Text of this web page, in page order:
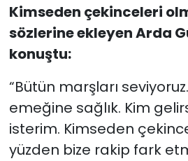
Kimseden çekinceleri
sözlerine ekleyen Arda
konuştu:
“Bütün marşları
emeğine sağlık. Kim
isterim. Kimseden
yüzden bize rakip fark